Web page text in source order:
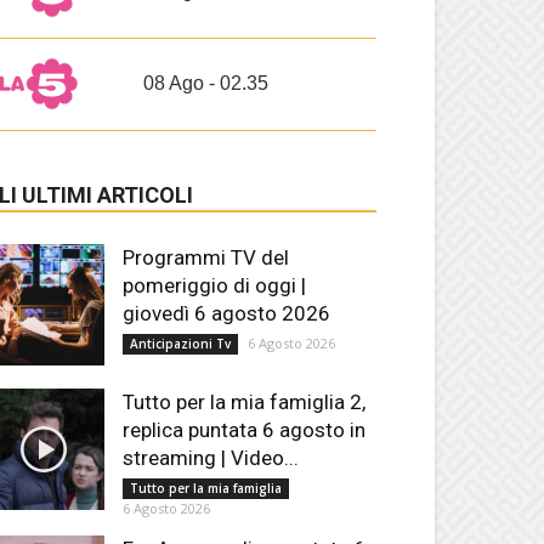
08 Ago - 02.35
ULTIMI ARTICOLI
Programmi TV del
pomeriggio di oggi |
giovedì 6 agosto 2026
Anticipazioni Tv 6 Agosto 2026
Tutto per la mia famiglia 2,
replica puntata 6 agosto in
streaming | Video...
Tutto per la mia famiglia
6 Agosto 2026